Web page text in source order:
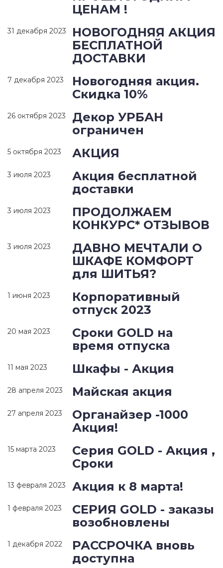
ЦЕНАМ !
31 декабря 2023
НОВОГОДНЯЯ АКЦИЯ
БЕСПЛАТНОЙ
ДОСТАВКИ
7 декабря 2023
Новогодняя акция.
Скидка 10%
26 октября 2023
Декор УРБАН
ограничен
5 октября 2023 АКЦИЯ
3 июля 2023
Акция бесплатной
доставки
3 июля 2023
ПРОДОЛЖАЕМ
КОНКУРС* ОТЗЫВОВ
3 июля 2023
ДАВНО МЕЧТАЛИ О
ШКАФЕ КОМФОРТ
для ШИТЬЯ?
1 июня 2023
Корпоративный
отпуск 2023
20 мая 2023
Сроки GOLD на
время отпуска
11 мая 2023 Шкафы - Акция
28 апреля 2023 Майская акция
27 апреля 2023
Органайзер -1000
Акция!
15 марта 2023
Серия GOLD - Акция ,
Сроки
13 февраля 2023 Акция к 8 марта!
1 февраля 2023
СЕРИЯ GOLD - заказы
возобновлены
1 декабря 2022
РАССРОЧКА вновь
доступна